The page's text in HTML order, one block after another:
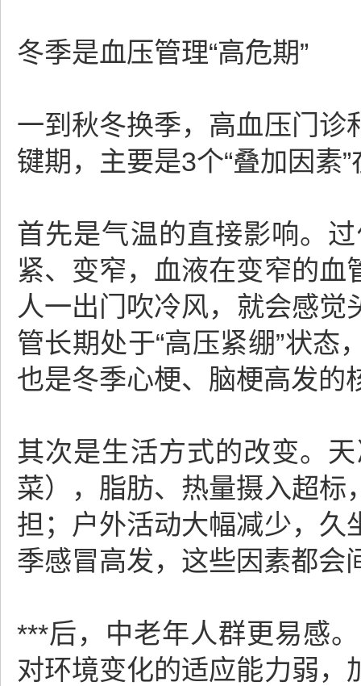
冬季是血压管理“高危期”
一到秋冬换季，高血压门诊
键期，主要是3个“叠加因素
首先是气温的直接影响。
紧、变窄，血液在变窄的
人一出门吹冷风，就会感
管长期处于“高压紧绷”状
也是冬季心梗、脑梗高发的
其次是生活方式的改变。
菜），脂肪、热量摄入超标
担；户外活动大幅减少，久
季感冒高发，这些因素都会
***后，中老年人群更易感
对环境变化的适应能力弱，